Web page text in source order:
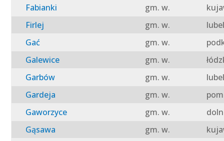
Fabianki
gm. w.
Firlej
gm. w.
Gać
gm. w.
Galewice
gm. w.
Garbów
gm. w.
Gardeja
gm. w.
Gaworzyce
gm. w.
Gąsawa
gm. w.